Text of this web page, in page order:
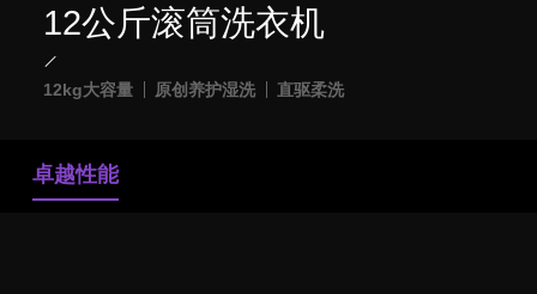
12公斤滚筒洗衣机
12kg大容量 原创养护湿洗 直驱柔洗
卓越性能